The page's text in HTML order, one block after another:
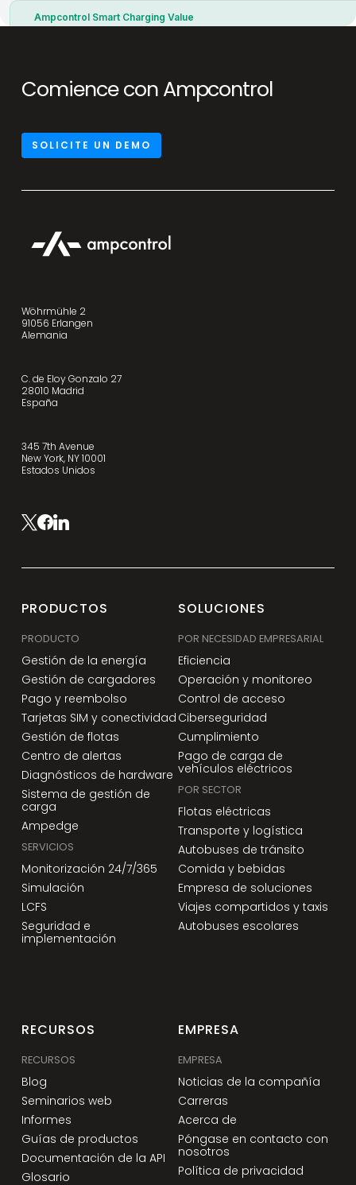
Comience con Ampcontrol
SOLICITE UN DEMO
Wöhrmühle 2
91056 Erlangen
Alemania
C. de Eloy Gonzalo 27
28010 Madrid
España
345 7th Avenue
New York, NY 10001
Estados Unidos
PRODUCTOS
PRODUCTO
Gestión de la energía
Gestión de cargadores
Pago y reembolso
Tarjetas SIM y conectividad
Gestión de flotas
Centro de alertas
Diagnósticos de hardware
Sistema de gestión de
carga
Ampedge
SERVICIOS
Monitorización 24/7/365
Simulación
LCFS
Seguridad e
implementación
SOLUCIONES
POR NECESIDAD EMPRESARIAL
Eficiencia
Operación y monitoreo
Control de acceso
Ciberseguridad
Cumplimiento
Pago de carga de
vehículos eléctricos
POR SECTOR
Flotas eléctricas
Transporte y logística
Autobuses de tránsito
Comida y bebidas
Empresa de soluciones
Viajes compartidos y taxis
Autobuses escolares
RECURSOS
RECURSOS
Blog
Seminarios web
Informes
Guías de productos
Documentación de la API
Glosario
EMPRESA
EMPRESA
Noticias de la compañía
Carreras
Acerca de
Póngase en contacto con
nosotros
Política de privacidad